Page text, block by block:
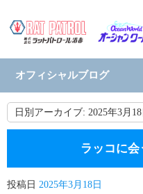
オフィシャルブログ
日別アーカイブ: 2025年3月18
ラッコに
投稿日 2025年3月18日